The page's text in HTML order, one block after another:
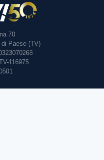
70
Paese (TV)
116975